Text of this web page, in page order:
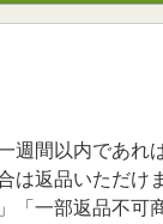
週間以内であれ
は返品いただけ
「一部返品不可